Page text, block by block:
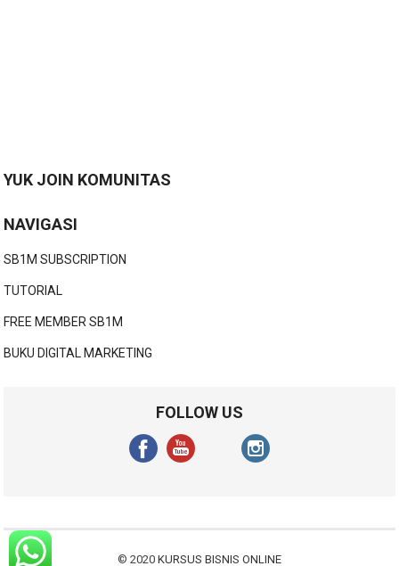
YUK JOIN KOMUNITAS
NAVIGASI
SB1M SUBSCRIPTION
TUTORIAL
FREE MEMBER SB1M
BUKU DIGITAL MARKETING
FOLLOW US
© 2020 KURSUS BISNIS ONLINE